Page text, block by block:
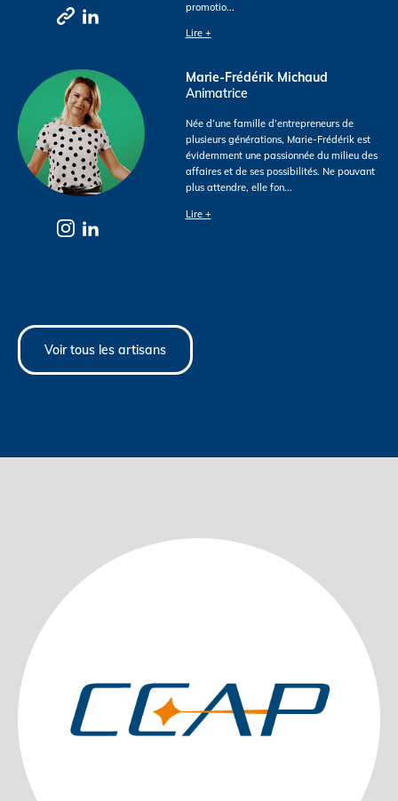
Voir tous les artisans
promotio...
Lire +
Marie-Frédérik Michaud
Animatrice
Née d’une famille d’entrepreneurs de
plusieurs générations, Marie-Frédérik est
évidemment une passionnée du milieu des
affaires et de ses possibilités. Ne pouvant
plus attendre, elle fon...
Lire +